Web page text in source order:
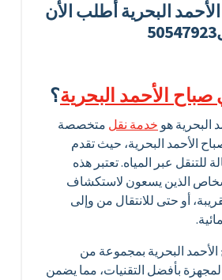
البحرية أطلب الأن
الأحمد البحرية؟
هوخدمة نقل متخصصة
الأحمد البحرية، حيث تقدم
للتنقل عبر المياه. تعتبر هذه
الذين يسعون لاستكشاف
أو حتى للانتقال من وإلى
البحرية بمجموعة من
بأفضل التقنيات، مما يضمن